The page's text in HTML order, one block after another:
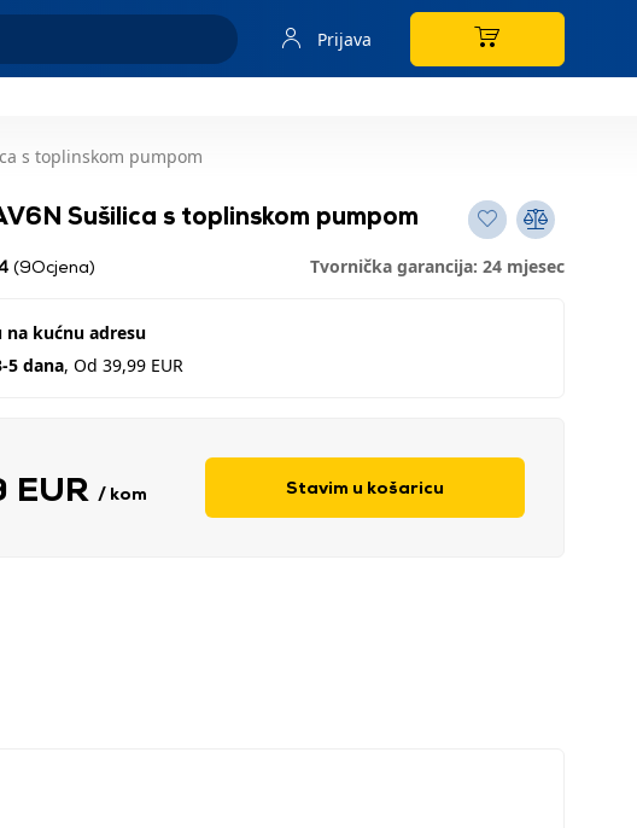
Prijava
s toplinskom pumpom
Sušilica s toplinskom pumpom
(9Ocjena) Tvornička garancija: 24 mjesec
na kućnu adresu
5 dana, Od 39,99 EUR
EUR / kom Stavim u košaricu